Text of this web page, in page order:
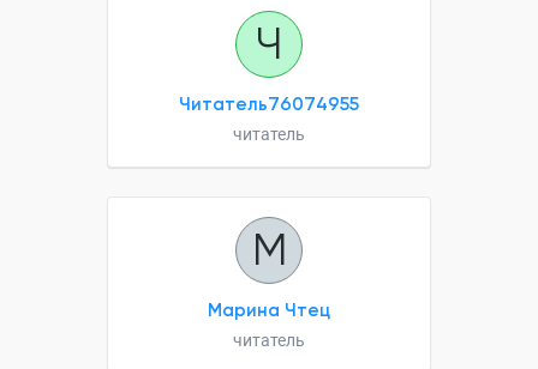
Ч
Читатель76074955
читатель
М
Марина Чтец
читатель